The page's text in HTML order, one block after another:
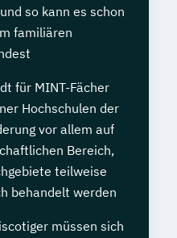
so kann es schon
familiären
für MINT-Fächer
Hochschulen der
vor allem auf
Bereich,
teilweise
behandelt werden
müssen sich